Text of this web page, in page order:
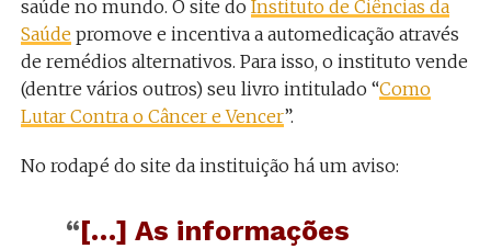
saúde no mundo. O site do Instituto de Ciências da
Saúdepromove e incentiva a automedicação através
de remédios alternativos. Para isso, o instituto vende
(dentre vários outros) seu livro intitulado “Como
Lutar Contra o Câncer e Vencer”.
No rodapé do site da instituição há um aviso:
“[…] As informações